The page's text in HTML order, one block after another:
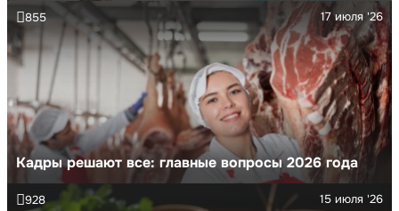
Кадры решают все: главные вопросы 2026 года
17 июля '26
855
15 июля '26
928